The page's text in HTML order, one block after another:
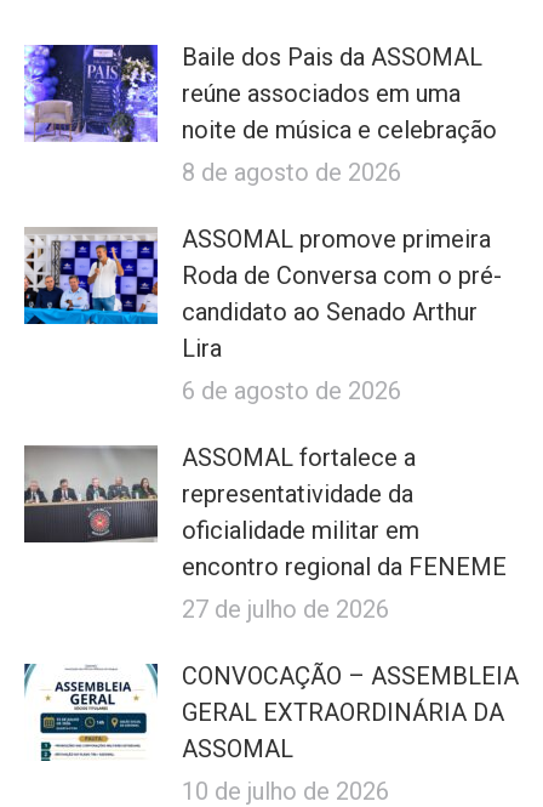
Baile dos Pais da ASSOMAL
reúne associados em uma
noite de música e celebração
8 de agosto de 2026
ASSOMAL promove primeira
Roda de Conversa com o pré-
candidato ao Senado Arthur
Lira
6 de agosto de 2026
ASSOMAL fortalece a
representatividade da
oficialidade militar em
encontro regional da FENEME
27 de julho de 2026
CONVOCAÇÃO – ASSEMBLEIA
GERAL EXTRAORDINÁRIA DA
ASSOMAL
10 de julho de 2026